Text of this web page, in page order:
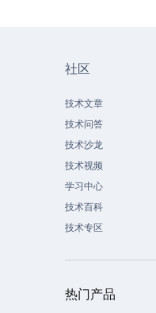
社区
技术文章
技术问答
技术沙龙
技术视频
学习中心
技术百科
技术专区
热门产品